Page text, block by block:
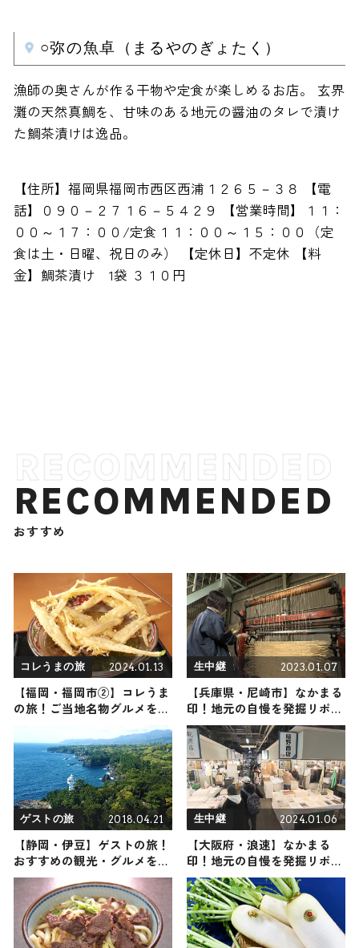
○弥の魚卓（まるやのぎょたく）
漁師の奥さんが作る干物や定食が楽しめるお店。 玄界
灘の天然真鯛を、甘味のある地元の醤油のタレで漬け
た鯛茶漬けは逸品。
【住所】福岡県福岡市西区西浦１２６５－３８ 【電
話】０９０－２７１６－５４２９ 【営業時間】１１：
００～１７：００/定食１１：００～１５：００（定
食は土・日曜、祝日のみ） 【定休日】不定休 【料
金】鯛茶漬け 1袋 ３１０円
RECOMMENDED
おすすめ
コレうまの旅 2024.01.13
【福岡・福岡市②】コレうま
の旅！ご当地名物グルメをお
生中継 2023.01.07
【兵庫県・尼崎市】なかまる
印！地元の自慢を発掘リポー
ト
ゲストの旅 2018.04.21
【静岡・伊豆】ゲストの旅！
おすすめの観光・グルメをご
紹介
生中継 2024.01.06
【大阪府・浪速】なかまる
印！地元の自慢を発掘リポー
ト